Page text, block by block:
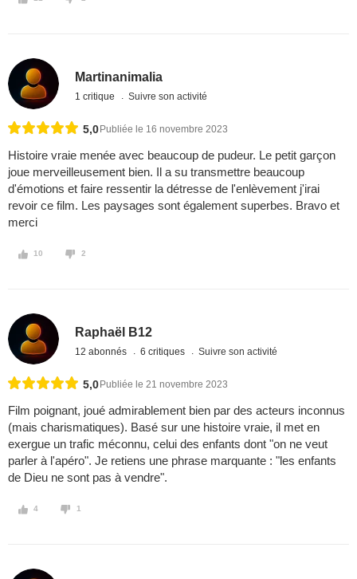
Martinanimalia
1 critique Suivre son activité
5,0 Publiée le 16 novembre 2023
Histoire vraie menée avec beaucoup de pudeur. Le petit garçon
joue merveilleusement bien. Il a su transmettre beaucoup
d'émotions et faire ressentir la détresse de l'enlèvement j'irai
revoir ce film. Les paysages sont également superbes. Bravo et
merci
10 2
Raphaël B12
12 abonnés 6 critiques Suivre son activité
5,0 Publiée le 21 novembre 2023
Film poignant, joué admirablement bien par des acteurs inconnus
(mais charismatiques). Basé sur une histoire vraie, il met en
exergue un trafic méconnu, celui des enfants dont "on ne veut
parler à l'apéro". Je retiens une phrase marquante : "les enfants
de Dieu ne sont pas à vendre".
4 1